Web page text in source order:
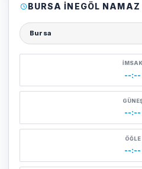
BURSA İNEGÖL
Şehir seçin
İMSAK
--:--
--:--
ÖĞLE
--:--